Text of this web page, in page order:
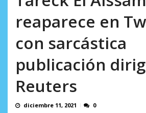
excusas, apagones y
AGOSTO 6, 2026
reaparece en
con sarcástica
publicación
Reuters
diciembre 11, 2021 0